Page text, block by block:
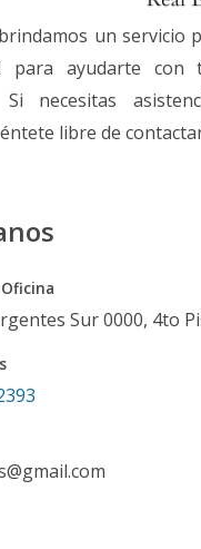
un servicio
para ayudarte con
Si necesitas
libre de
Sur 0000, 4to